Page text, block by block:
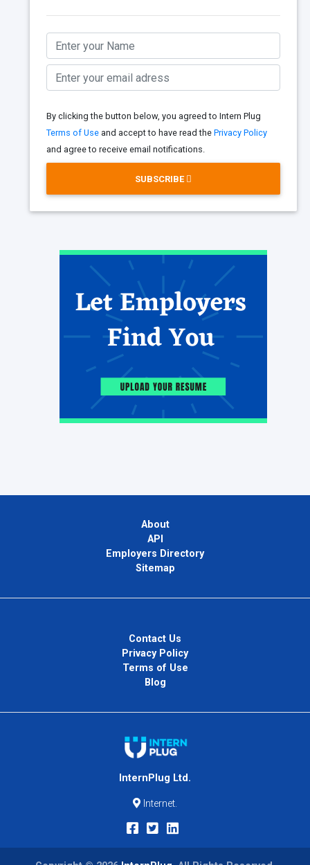
By clicking the button below, you agreed to Intern Plug
Terms of Use and accept to have read the Privacy Policy
and agree to receive email notifications.
SUBSCRIBE
About
API
Employers Directory
Sitemap
Contact Us
Privacy Policy
Terms of Use
Blog
InternPlug Ltd.
Internet.